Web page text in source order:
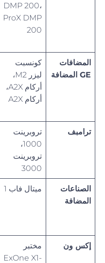
DMP 200،
ProX DMP
200
المضافات
GE المضافة
كونسبت
ليزر M2،
أركام A2X،
أركام A2X
ترامبف
تروبرينت
1000،
تروبرينت
3000
الصناعات
المضافة
ميتال فاب 1
إكس ون
مختبر
ExOne X1-